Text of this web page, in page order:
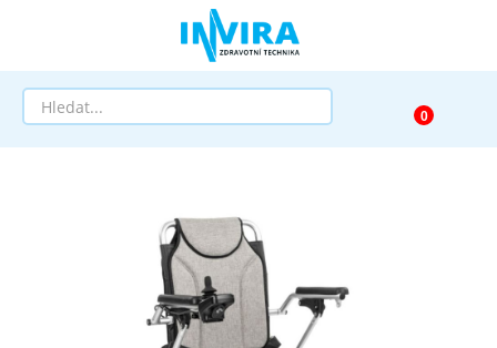
Pomůcky dle zaměření
Pomůcky dle diagnózy